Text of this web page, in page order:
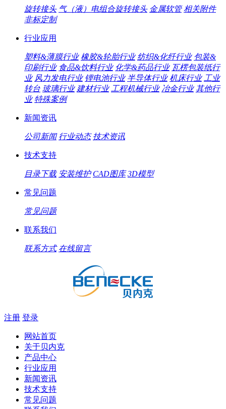
旋转接头 气（液）电组合旋转接头 金属软管 相关附件
非标定制
行业应用
塑料&薄膜行业 橡胶&轮胎行业 纺织&化纤行业 包装&
印刷行业 食品&饮料行业 化学&药品行业 瓦楞包装纸行
业 风力发电行业 锂电池行业 半导体行业 机床行业 工业
转台 玻璃行业 建材行业 工程机械行业 冶金行业 其他行
业 特殊案例
新闻资讯
公司新闻 行业动态 技术资讯
技术支持
目录下载 安装维护 CAD图库 3D模型
常见问题
常见问题
联系我们
联系方式 在线留言
注册 登录
网站首页
关于贝内克
产品中心
行业应用
新闻资讯
技术支持
常见问题